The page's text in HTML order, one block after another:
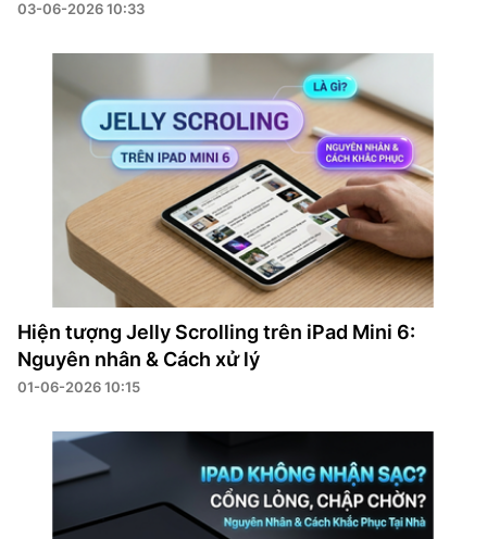
03-06-2026 10:33
Hiện tượng Jelly Scrolling trên iPad Mini 6:
Nguyên nhân & Cách xử lý
01-06-2026 10:15